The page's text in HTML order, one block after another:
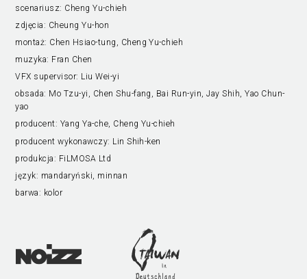
scenariusz: Cheng Yu-chieh
zdjęcia: Cheung Yu-hon
montaż: Chen Hsiao-tung, Cheng Yu-chieh
muzyka: Fran Chen
VFX supervisor: Liu Wei-yi
obsada: Mo Tzu-yi, Chen Shu-fang, Bai Run-yin, Jay Shih, Yao Chun-
yao
producent: Yang Ya-che, Cheng Yu-chieh
producent wykonawczy: Lin Shih-ken
produkcja: FiLMOSA Ltd
język: mandaryński, minnan
barwa: kolor